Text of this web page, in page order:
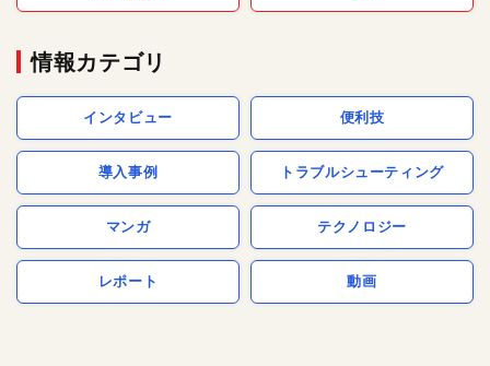
情報カテゴリ
インタビュー 便利技
導入事例 トラブルシューティング
マンガ テクノロジー
レポート 動画